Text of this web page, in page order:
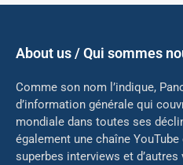
About us / Qui sommes
Comme son nom l’indique,
d’information générale qui
mondiale dans toutes ses
également une chaîne
superbes interviews et d’autres